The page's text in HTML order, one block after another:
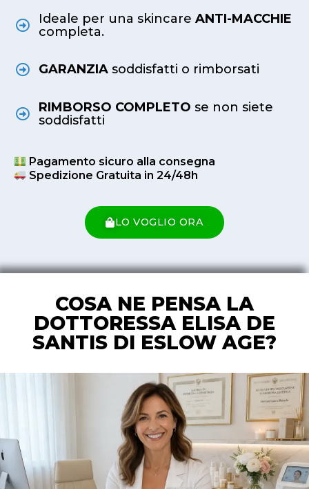
Ideale per una skincare ANTI-MACCHIE
completa.
GARANZIA soddisfatti o rimborsati
RIMBORSO COMPLETO se non siete
soddisfatti
Pagamento sicuro alla consegna
Spedizione Gratuita in 24/48h
LO VOGLIO ORA
COSA NE PENSA LA
DOTTORESSA ELISA DE
SANTIS DI ESLOW AGE?